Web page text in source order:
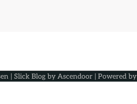
| Slick Blog by Ascendoor| Powered by